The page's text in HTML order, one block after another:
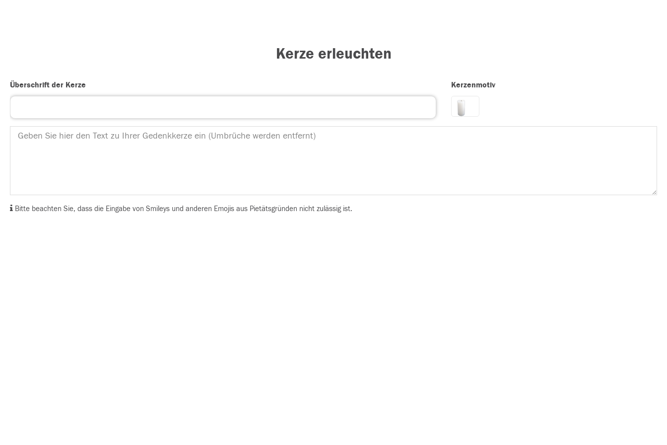
Kerze erleuchten
Überschrift der Kerze Kerzenmotiv
Bitte beachten Sie, dass die Eingabe von Smileys und anderen Emojis aus Pietätsgründen nicht zulässig ist.